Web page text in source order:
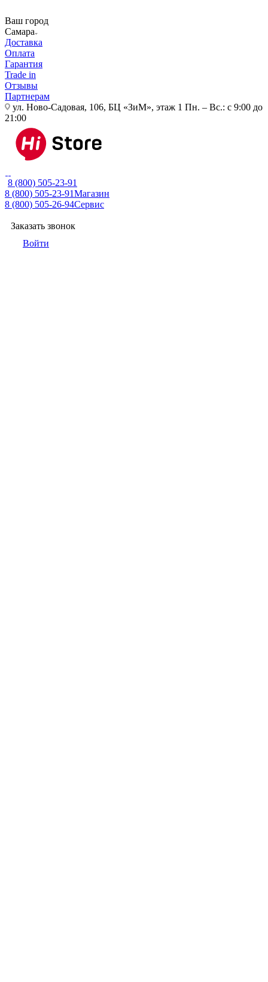
Ваш город
Самара
Доставка
Оплата
Гарантия
Trade in
Отзывы
Партнерам
ул. Ново-Садовая, 106, БЦ «ЗиМ», этаж 1 Пн. – Вс.: с 9:00 до
21:00
8 (800) 505-23-91
8 (800) 505-23-91Магазин
8 (800) 505-26-94Сервис
Заказать звонок
Войти